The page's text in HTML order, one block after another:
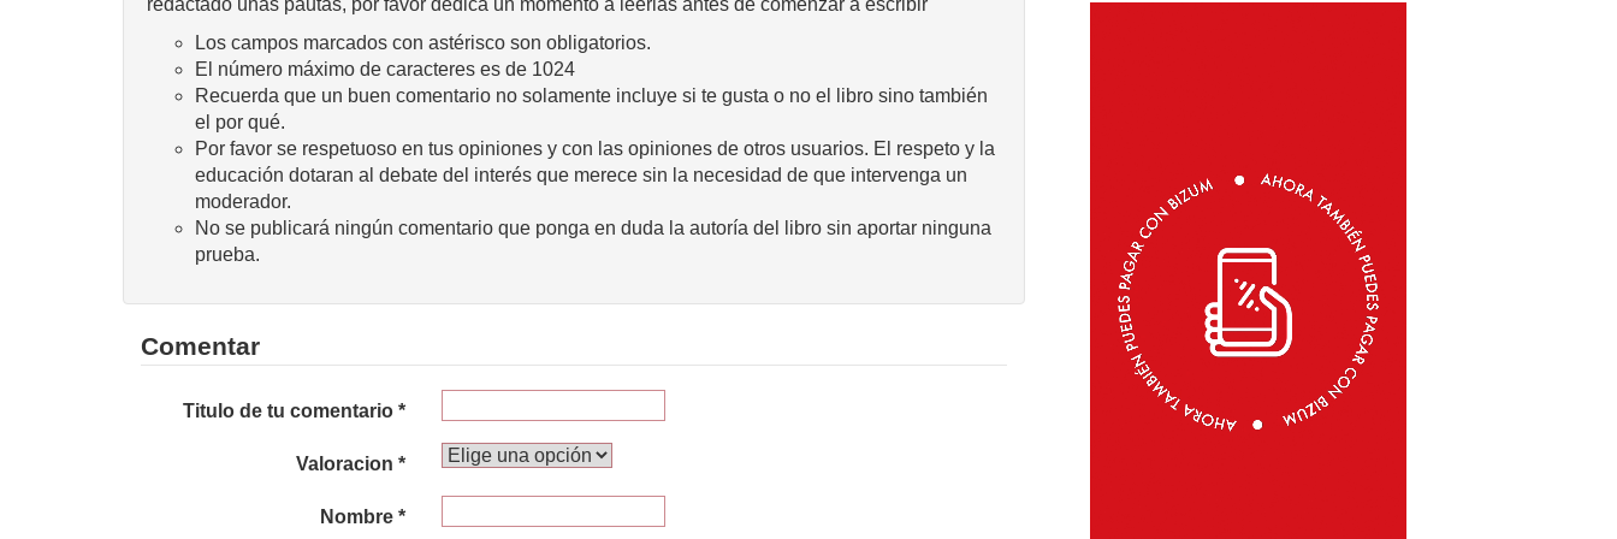
redactado unas pautas, por favor dedica un momento a leerlas antes de comenzar a escribir
Los campos marcados con astérisco son obligatorios.
El número máximo de caracteres es de 1024
Recuerda que un buen comentario no solamente incluye si te gusta o no el libro sino también
el por qué.
Por favor se respetuoso en tus opiniones y con las opiniones de otros usuarios. El respeto y la
educación dotaran al debate del interés que merece sin la necesidad de que intervenga un
moderador.
No se publicará ningún comentario que ponga en duda la autoría del libro sin aportar ninguna
prueba.
Comentar
Titulo de tu comentario *
Valoracion *
Nombre *